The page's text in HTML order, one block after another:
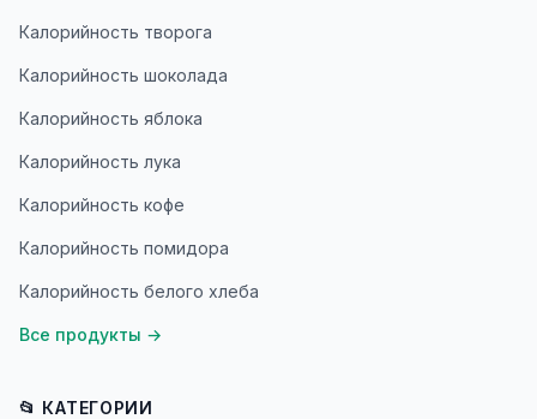
Калорийность творога
Калорийность шоколада
Калорийность яблока
Калорийность лука
Калорийность кофе
Калорийность помидора
Калорийность белого хлеба
Все продукты →
📂 КАТЕГОРИИ